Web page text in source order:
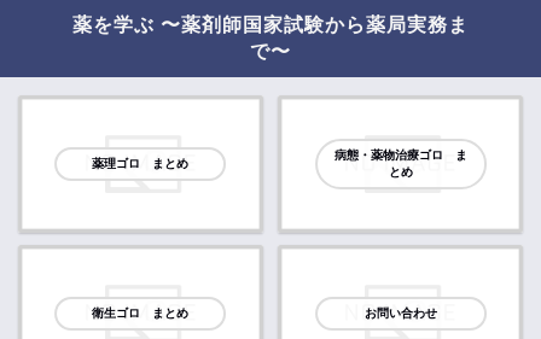
薬を学ぶ 〜薬剤師国家試験から薬局実務ま
で〜
薬理ゴロ まとめ
病態・薬物治療ゴロ ま
とめ
衛生ゴロ まとめ お問い合わせ